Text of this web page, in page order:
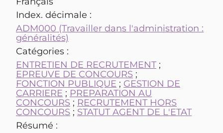
Index. décimale :
ADM000 (Travailler dans l'administration :
généralités)
Catégories :
ENTRETIEN DE RECRUTEMENT;
EPREUVE DE CONCOURS ;
FONCTION PUBLIQUE ; GESTION DE
CARRIERE ; PREPARATION AU
CONCOURS ; RECRUTEMENT HORS
CONCOURS ; STATUT AGENT DE L'ETAT
Résumé :